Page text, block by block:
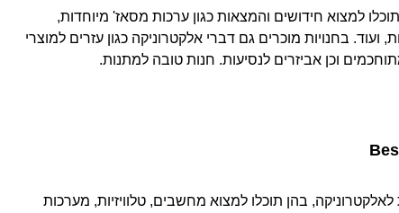
למצוא חידושים והמצאות כגון ערכות מסאז' מיוחדות,
ועוד. בחנויות מוכרים גם דברי אלקטרוניקה כגון עזרים למוצרי
וכן אביזרים לנסיעות. חנות טובה למתנות.
בהן תוכלו למצוא מחשבים, טלוויזיות, מערכות